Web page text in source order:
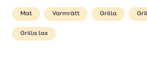
Mat Varmrätt Grilla
Grilla lax